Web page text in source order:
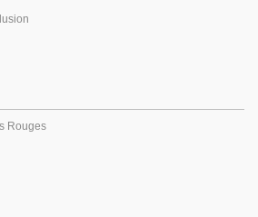
Rouges